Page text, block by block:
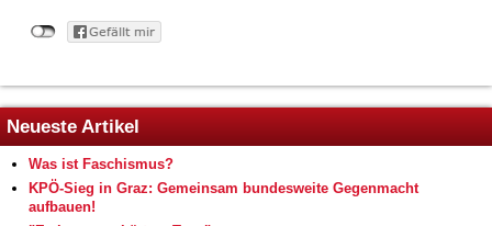
Neueste Artikel
Was ist Faschismus?
KPÖ-Sieg in Graz: Gemeinsam bundesweite Gegenmacht
aufbauen!